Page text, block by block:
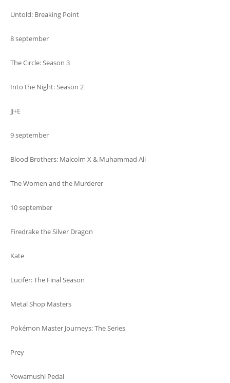
Untold: Breaking Point
8 september
The Circle: Season 3
Into the Night: Season 2
JJ+E
9 september
Blood Brothers: Malcolm X & Muhammad Ali
The Women and the Murderer
10 september
Firedrake the Silver Dragon
Kate
Lucifer: The Final Season
Metal Shop Masters
Pokémon Master Journeys: The Series
Prey
Yowamushi Pedal